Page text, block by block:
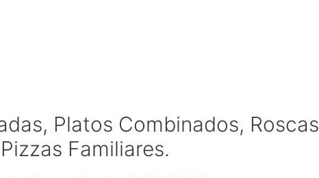
Platos Combinados, Roscas
Familiares.